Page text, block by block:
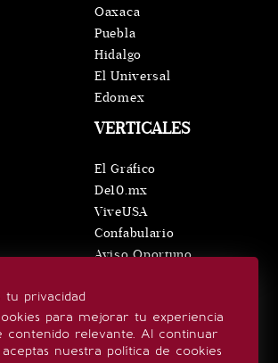
tu privacidad
para mejorar tu experiencia
contenido relevante. Al continuar
aceptas nuestra política de cookies
VERTICALES
El Gráfico
De10.mx
ViveUSA
Confabulario
Aviso Oportuno
Oaxaca
Puebla
Hidalgo
El Universal
Edomex
SÍGUENOS